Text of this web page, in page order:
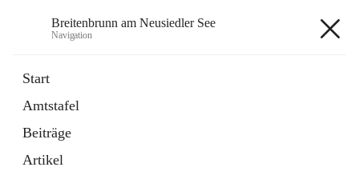
Breitenbrunn am Neusiedler See
Navigation
Start
Amtstafel
Beiträge
Artikel
18 Schnellzugriffe
Gemeindeservice